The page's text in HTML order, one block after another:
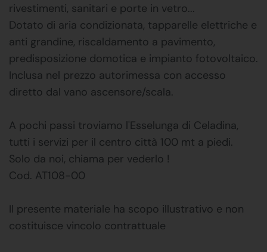
rivestimenti, sanitari e porte in vetro...
Dotato di aria condizionata, tapparelle elettriche e
anti grandine, riscaldamento a pavimento,
predisposizione domotica e impianto fotovoltaico.
Inclusa nel prezzo autorimessa con accesso
diretto dal vano ascensore/scala.
A pochi passi troviamo l'Esselunga di Celadina,
tutti i servizi per il centro città 100 mt a piedi.
Solo da noi, chiama per vederlo !
Cod. AT108-00
Il presente materiale ha scopo illustrativo e non
costituisce vincolo contrattuale